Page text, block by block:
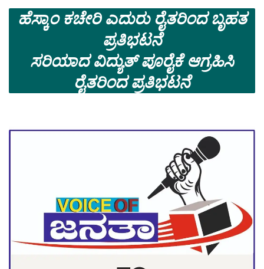
ಹೆಸ್ಕಾಂ ಕಚೇರಿ ಎದುರು ರೈತರಿಂದ ಬೃಹತ
ಪ್ರತಿಭಟನೆ
ಸರಿಯಾದ ವಿದ್ಯುತ್ ಪೂರೈಕೆ ಆಗ್ರಹಿಸಿ
ರೈತರಿಂದ ಪ್ರತಿಭಟನೆ